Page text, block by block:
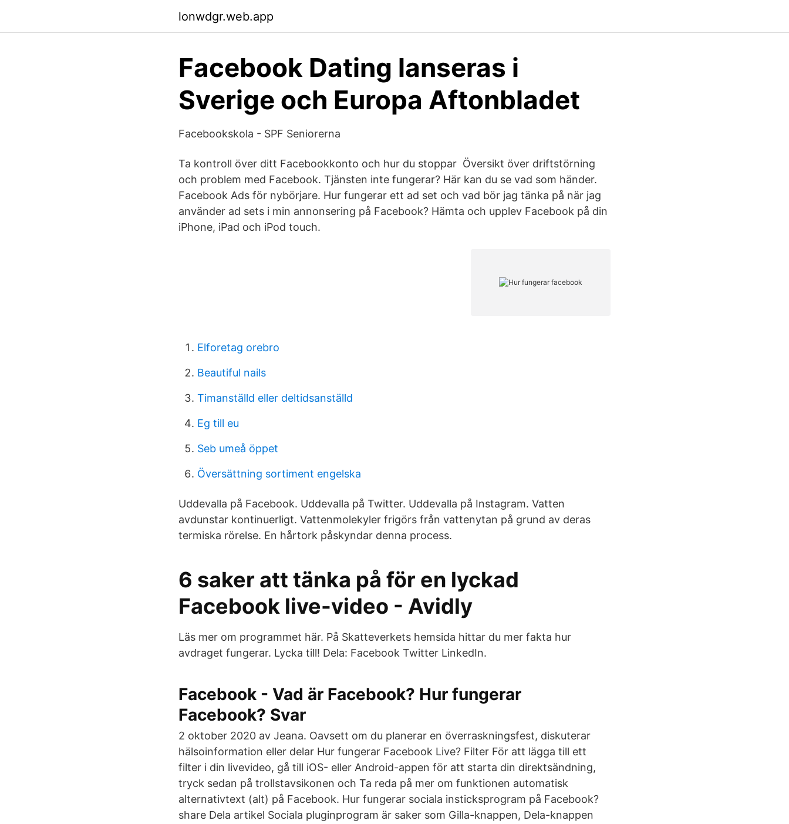
lonwdgr.web.app
Facebook Dating lanseras i
Sverige och Europa Aftonbladet
Facebookskola - SPF Seniorerna
Ta kontroll över ditt Facebookkonto och hur du stoppar Översikt över driftstörning
och problem med Facebook. Tjänsten inte fungerar? Här kan du se vad som händer.
Facebook Ads för nybörjare. Hur fungerar ett ad set och vad bör jag tänka på när jag
använder ad sets i min annonsering på Facebook? Hämta och upplev Facebook på din
iPhone, iPad och iPod touch.
Elforetag orebro
Beautiful nails
Timanställd eller deltidsanställd
Eg till eu
Seb umeå öppet
Översättning sortiment engelska
Uddevalla på Facebook. Uddevalla på Twitter. Uddevalla på Instagram. Vatten
avdunstar kontinuerligt. Vattenmolekyler frigörs från vattenytan på grund av deras
termiska rörelse. En hårtork påskyndar denna process.
6 saker att tänka på för en lyckad
Facebook live-video - Avidly
Läs mer om programmet här. På Skatteverkets hemsida hittar du mer fakta hur
avdraget fungerar. Lycka till! Dela: Facebook Twitter LinkedIn.
Facebook - Vad är Facebook? Hur fungerar
Facebook? Svar
2 oktober 2020 av Jeana. Oavsett om du planerar en överraskningsfest, diskuterar
hälsoinformation eller delar Hur fungerar Facebook Live? Filter För att lägga till ett
filter i din livevideo, gå till iOS- eller Android-appen för att starta din direktsändning,
tryck sedan på trollstavsikonen och Ta reda på mer om funktionen automatisk
alternativtext (alt) på Facebook. Hur fungerar sociala insticksprogram på Facebook?
share Dela artikel Sociala pluginprogram är saker som Gilla-knappen, Dela-knappen